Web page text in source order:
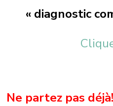
« diagnostic
Ne partez pas déjà!